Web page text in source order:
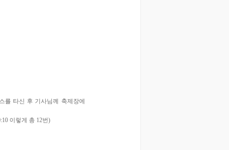
를 타신 후 기사님께 축제장에
이렇게 총 12번)